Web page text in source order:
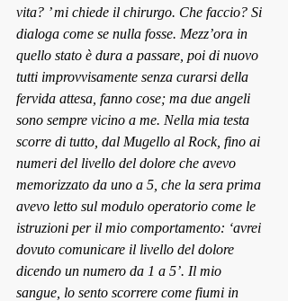
vita? ’ mi chiede il chirurgo. Che faccio? Si
dialoga come se nulla fosse. Mezz’ora in
quello stato è dura a passare, poi di nuovo
tutti improvvisamente senza curarsi della
fervida attesa, fanno cose; ma due angeli
sono sempre vicino a me. Nella mia testa
scorre di tutto, dal Mugello al Rock, fino ai
numeri del livello del dolore che avevo
memorizzato da uno a 5, che la sera prima
avevo letto sul modulo operatorio come le
istruzioni per il mio comportamento: ‘avrei
dovuto comunicare il livello del dolore
dicendo un numero da 1 a 5’. Il mio
sangue, lo sento scorrere come fiumi in